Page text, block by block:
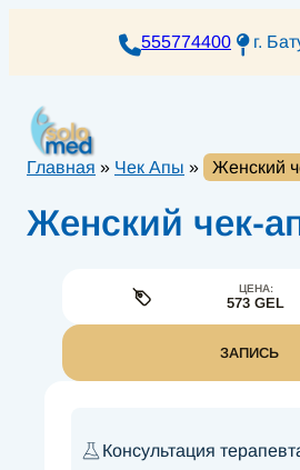
555774400 г.
Главная » Чек Апы » Женский
Женский чек-
Консультация
ЦЕНА:
573 GEL
ЗАПИСЬ